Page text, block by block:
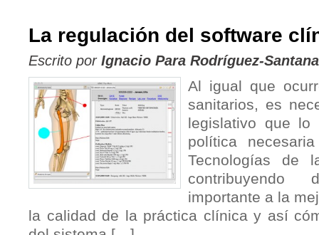
La regulación del software
Escrito por Ignacio Para Rodríguez-Santana
Al igual que
sanitarios, es
legislativo que
política
Tecnologías de
importante a la
la calidad de la práctica clínica y así